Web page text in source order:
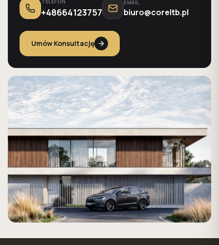
TELEFON
+48664123757
EMAIL
biuro@coreltb.pl
Umów Konsultację